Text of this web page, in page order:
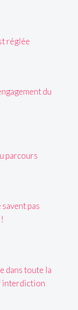
réglée
du
parcours
pas
dans toute la
interdiction